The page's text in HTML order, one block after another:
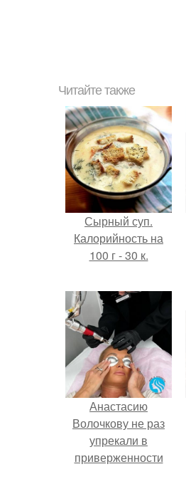
Читайте также
Сырный суп.
Калорийность на
100 г - 30 к.
Анастасию
Волочкову не раз
упрекали в
приверженности